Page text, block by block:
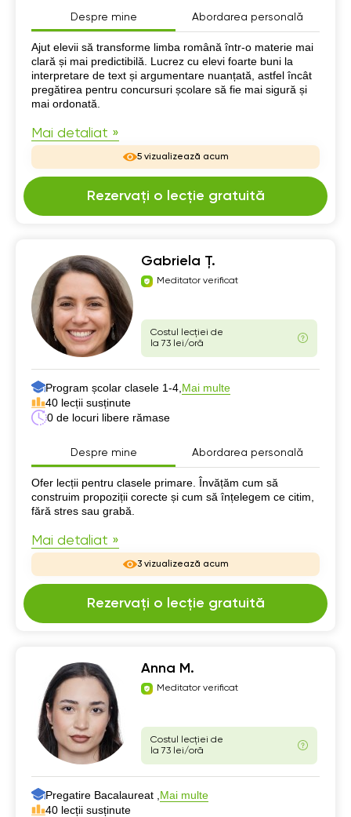
Despre mine Abordarea personală
Despre mine
Ajut elevii să transforme limba română într-o materie mai
clară și mai predictibilă. Lucrez cu elevi foarte buni la
interpretare de text și argumentare nuanțată, astfel încât
pregătirea pentru concursuri școlare să fie mai sigură și
mai ordonată.
Mai detaliat »
5 vizualizează acum
Rezervați o lecție gratuită
Gabriela Ț.
Meditator verificat
Costul lecției de
la 73 lei/oră
Program școlar clasele 1-4, Mai multe
40 lecții susținute
0 de locuri libere rămase
Despre mine Abordarea personală
Despre mine
Ofer lecții pentru clasele primare. Învățăm cum să
construim propoziții corecte și cum să înțelegem ce citim,
fără stres sau grabă.
Mai detaliat »
3 vizualizează acum
Rezervați o lecție gratuită
Anna M.
Meditator verificat
Costul lecției de
la 73 lei/oră
Pregatire Bacalaureat , Mai multe
40 lecții susținute